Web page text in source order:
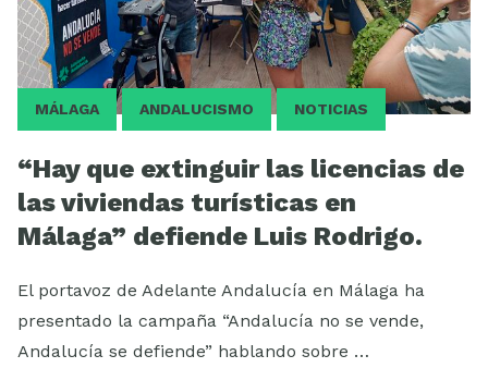
MÁLAGA ANDALUCISMO NOTICIAS
“Hay que extinguir las licencias de
las viviendas turísticas en
Málaga” defiende Luis Rodrigo.
El portavoz de Adelante Andalucía en Málaga ha
presentado la campaña “Andalucía no se vende,
Andalucía se defiende” hablando sobre …